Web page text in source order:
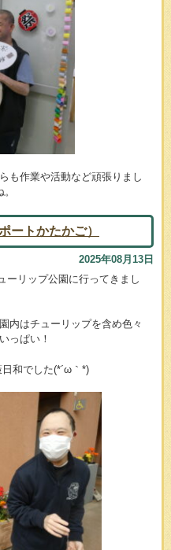
も作業や活動など頑張りまし
ートかたかご）
2025年08月13日
ーリップ公園に行ってきまし
内はチューリップを含め色々
っぱい！
和でした(*´ω｀*)